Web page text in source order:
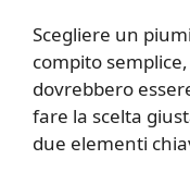
Scegliere un
compito
dovrebbero
fare la scelta
due elementi